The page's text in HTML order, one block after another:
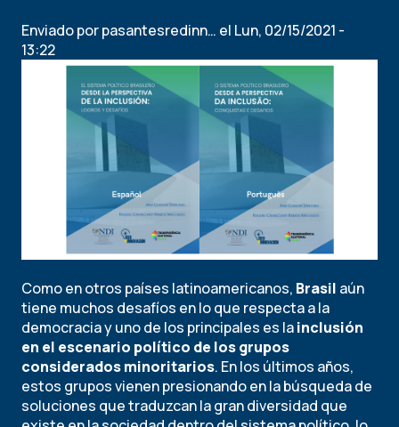
Enviado porpasantesredinn… el Lun, 02/15/2021 -
13:22
Como en otros países latinoamericanos, Brasil aún
tiene muchos desafíos en lo que respecta a la
democracia y uno de los principales es lainclusión
en el escenario político de los grupos
considerados minoritarios. En los últimos años,
estos grupos vienen presionando en la búsqueda de
soluciones que traduzcan la gran diversidad que